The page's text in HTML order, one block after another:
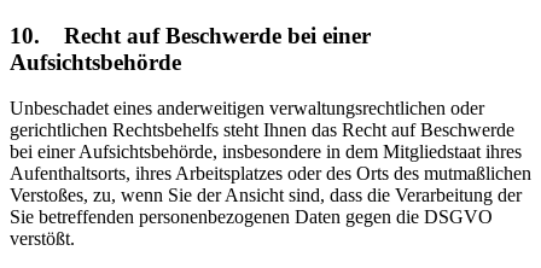
10. Recht auf Beschwerde bei einer
Aufsichtsbehörde
Unbeschadet eines anderweitigen verwaltungsrechtlichen oder
gerichtlichen Rechtsbehelfs steht Ihnen das Recht auf Beschwerde
bei einer Aufsichtsbehörde, insbesondere in dem Mitgliedstaat ihres
Aufenthaltsorts, ihres Arbeitsplatzes oder des Orts des mutmaßlichen
Verstoßes, zu, wenn Sie der Ansicht sind, dass die Verarbeitung der
Sie betreffenden personenbezogenen Daten gegen die DSGVO
verstößt.